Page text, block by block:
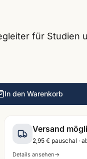
für Studien
In den Warenkorb
Versand
2,95 € pauschal ·
Details ansehen→